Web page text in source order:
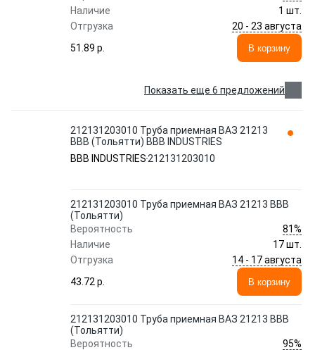
Наличие
1 шт.
Отгрузка
20 - 23 августа
51.89 p.
В корзину
Показать еще 6 предложений
212131203010 Труба приемная ВАЗ 21213
ВВВ (Тольятти) BBB INDUSTRIES
BBB INDUSTRIES 212131203010
212131203010 Труба приемная ВАЗ 21213 ВВВ
(Тольятти)
Вероятность
81%
Наличие
17 шт.
Отгрузка
14 - 17 августа
43.72 p.
В корзину
212131203010 Труба приемная ВАЗ 21213 ВВВ
(Тольятти)
Вероятность
95%